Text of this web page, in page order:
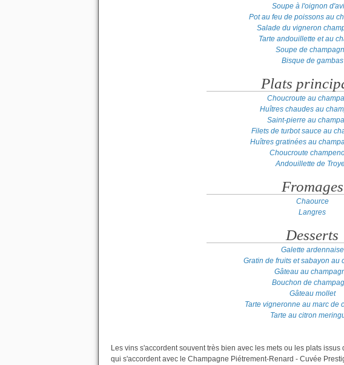
Soupe à l'oignon
Pot au feu de poissons au
Salade du vigneron
Tarte andouillette et au
Soupe de
Bisque de gambas
Plats
Choucroute au
Huîtres chaudes au
Saint-pierre au
Filets de turbot sauce au
Huîtres gratinées au
Choucroute
Andouillette de
Fromages
Chaource
Langres
Desserts
Galette ardennaise
Gratin de fruits et sabayon au
Gâteau au
Bouchon de
Gâteau mollet
Tarte vigneronne au marc de
Tarte au citron
Les vins s'accordent souvent très bien avec les mets ou les plats
qui s'accordent avec le Champagne Piétrement-Renard - Cuvée